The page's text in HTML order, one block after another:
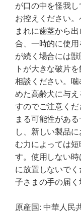
が口の中を怪我
お控えください。
まれに歯茎から
合、一時的に使
が続く場合には
トが大きな破片
相談ください。
めた高齢犬に与
すのでご注意く
まる可能性があ
し、新しい製品
む力によっては
す。使用しない
に放置しないで
子さまの手の届く
原産国: 中華人民